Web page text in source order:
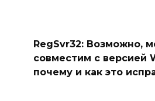
RegSvr32: Возможно,
совместим с версией
почему и как это